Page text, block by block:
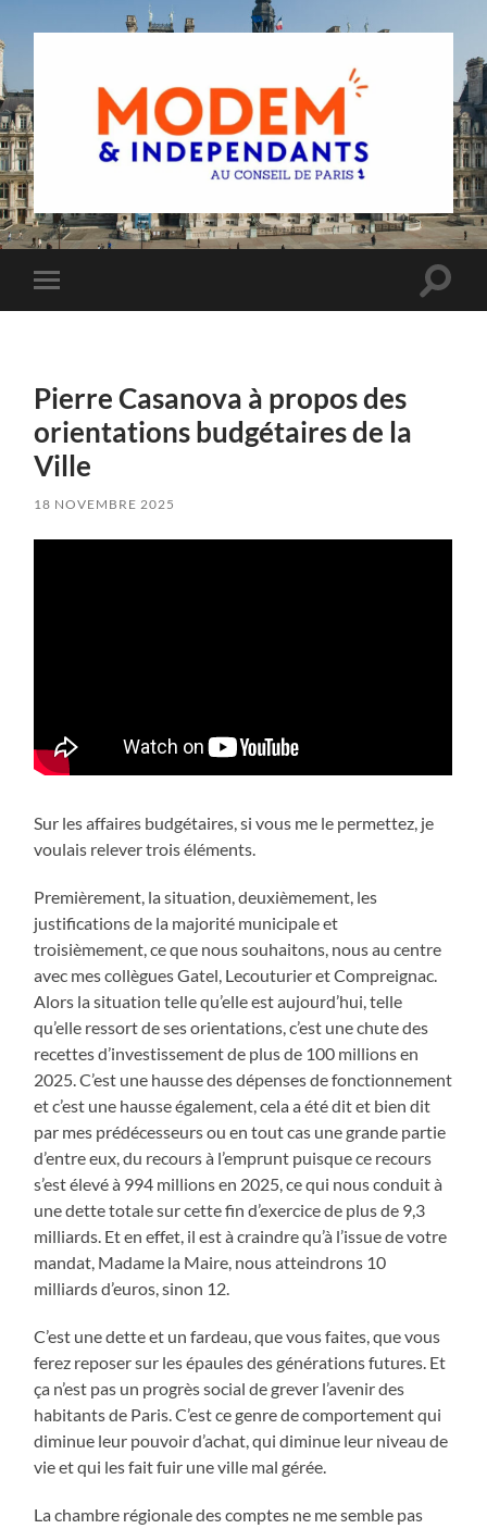
Groupe
MoDem
et
de
Toggle
mobile
Toggle
Pierre Casanova à propos des
orientations budgétaires de la
Ville
18 NOVEMBRE 2025
Sur les affaires budgétaires, si vous me le permettez, je
voulais relever trois éléments.
Premièrement, la situation, deuxièmement, les
justifications de la majorité municipale et
troisièmement, ce que nous souhaitons, nous au centre
avec mes collègues Gatel, Lecouturier et Compreignac.
Alors la situation telle qu’elle est aujourd’hui, telle
qu’elle ressort de ses orientations, c’est une chute des
recettes d’investissement de plus de 100 millions en
2025. C’est une hausse des dépenses de fonctionnement
et c’est une hausse également, cela a été dit et bien dit
par mes prédécesseurs ou en tout cas une grande partie
d’entre eux, du recours à l’emprunt puisque ce recours
s’est élevé à 994 millions en 2025, ce qui nous conduit à
une dette totale sur cette fin d’exercice de plus de 9,3
milliards. Et en effet, il est à craindre qu’à l’issue de votre
mandat, Madame la Maire, nous atteindrons 10
milliards d’euros, sinon 12.
C’est une dette et un fardeau, que vous faites, que vous
ferez reposer sur les épaules des générations futures. Et
ça n’est pas un progrès social de grever l’avenir des
habitants de Paris. C’est ce genre de comportement qui
diminue leur pouvoir d’achat, qui diminue leur niveau de
vie et qui les fait fuir une ville mal gérée.
La chambre régionale des comptes ne me semble pas